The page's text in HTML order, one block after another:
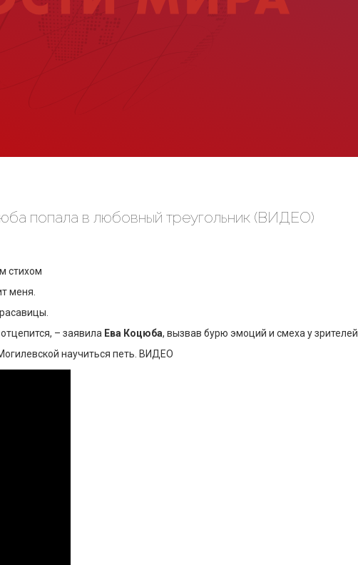
попала в любовный треугольник (ВИДЕО)
стихом
меня.
– заявила Ева Коцюба, вызвав бурю эмоций и смеха у зрителей.
научиться петь. ВИДЕО